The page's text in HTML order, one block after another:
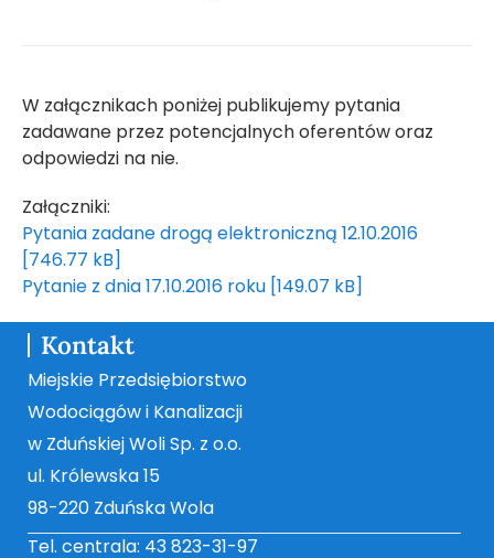
W załącznikach poniżej publikujemy pytania
zadawane przez potencjalnych oferentów oraz
odpowiedzi na nie.
Załączniki:
Pytania zadane drogą elektroniczną 12.10.2016
[746.77 kB]
Pytanie z dnia 17.10.2016 roku [149.07 kB]
Kontakt
Miejskie Przedsiębiorstwo
Wodociągów i Kanalizacji
w Zduńskiej Woli Sp. z o.o.
ul. Królewska 15
98-220 Zduńska Wola
Tel. centrala: 43 823-31-97